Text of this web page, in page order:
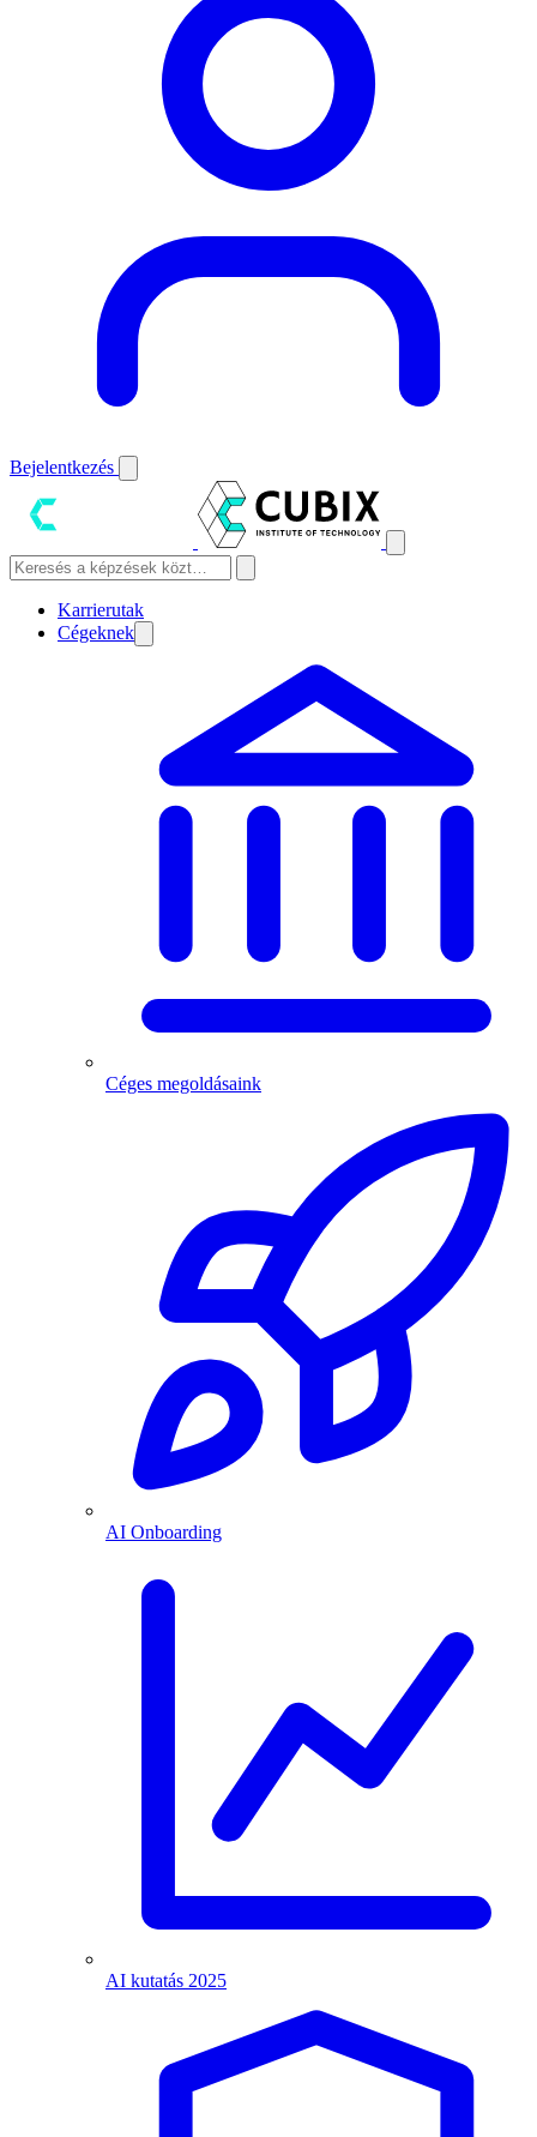
Bejelentkezés
Karrierutak
Cégeknek
Céges megoldásaink
AI Onboarding
AI kutatás 2025